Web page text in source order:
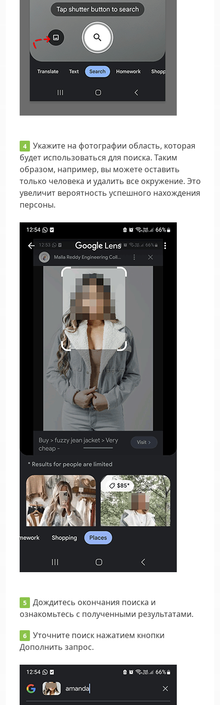
Укажите на фотографии область, которая
будет использоваться для поиска. Таким
образом, например, вы можете оставить
только человека и удалить все окружение. Это
увеличит вероятность успешного нахождения
персоны.
Дождитесь окончания поиска и
ознакомьтесь с полученными результатами.
Уточните поиск нажатием кнопки
Дополнить запрос.